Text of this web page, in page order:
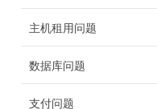
主机租用问题
数据库问题
支付问题